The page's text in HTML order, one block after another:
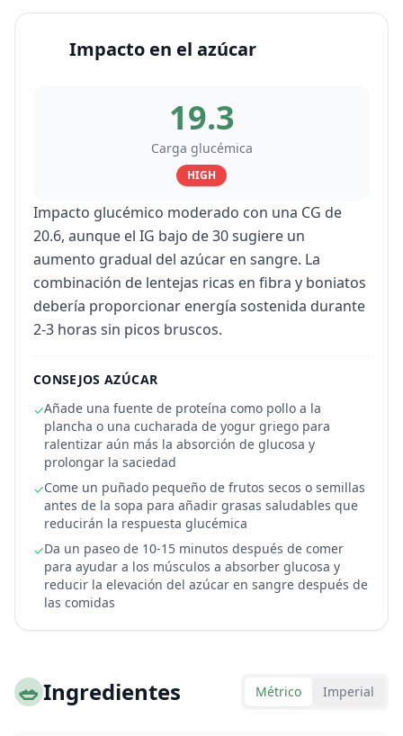
Impacto en el azúcar
19.3
Carga glucémica
HIGH
Impacto glucémico moderado con una CG de
20.6, aunque el IG bajo de 30 sugiere un
aumento gradual del azúcar en sangre. La
combinación de lentejas ricas en fibra y boniatos
debería proporcionar energía sostenida durante
2-3 horas sin picos bruscos.
CONSEJOS AZÚCAR
✓Añade una fuente de proteína como pollo a la
plancha o una cucharada de yogur griego para
ralentizar aún más la absorción de glucosa y
prolongar la saciedad
✓Come un puñado pequeño de frutos secos o semillas
antes de la sopa para añadir grasas saludables que
reducirán la respuesta glucémica
✓Da un paseo de 10-15 minutos después de comer
para ayudar a los músculos a absorber glucosa y
reducir la elevación del azúcar en sangre después de
las comidas
🥗Ingredientes Métrico Imperial